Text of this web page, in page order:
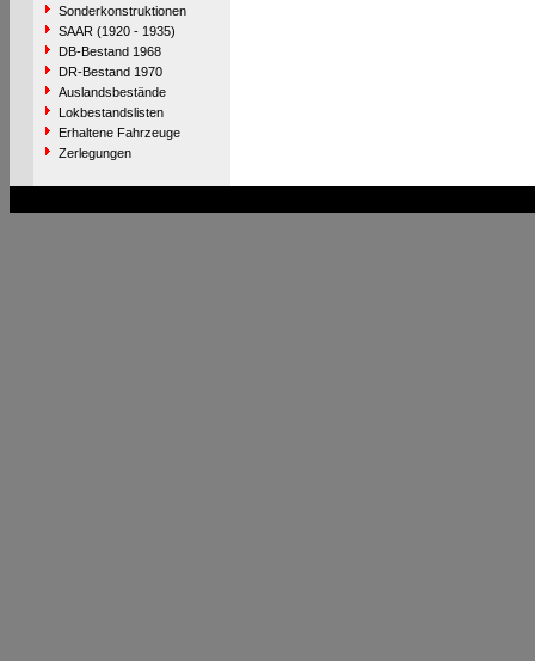
Sonderkonstruktionen
SAAR (1920 - 1935)
DB-Bestand 1968
DR-Bestand 1970
Auslandsbestände
Lokbestandslisten
Erhaltene Fahrzeuge
Zerlegungen